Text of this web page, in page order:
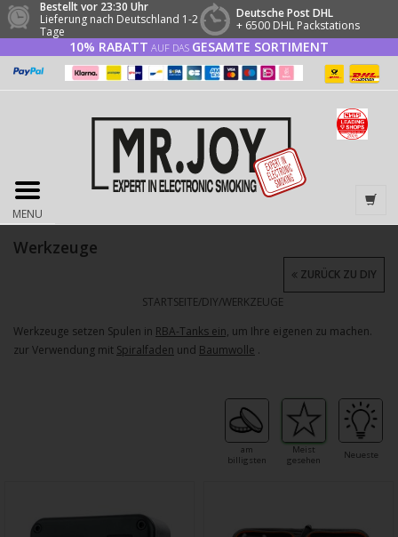
Bestellt vor 23:30 Uhr
Lieferung nach Deutschland 1-2
Tage
Deutsche Post DHL
+ 6500 DHL Packstations
10% RABATT AUF DAS GESAMTE SORTIMENT
MENU
Werkzeuge
STARTSEITE/DIY/WERKZEUGE
ZURÜCK ZU DIY
Werkzeuge setzen Spulen in RBA-Tanks ein, um Ihre eigenen zu machen.
zur Verwendung mit Spiralfaden und Baumwolle .
am
billigsten
Meist
gesehen
Neueste